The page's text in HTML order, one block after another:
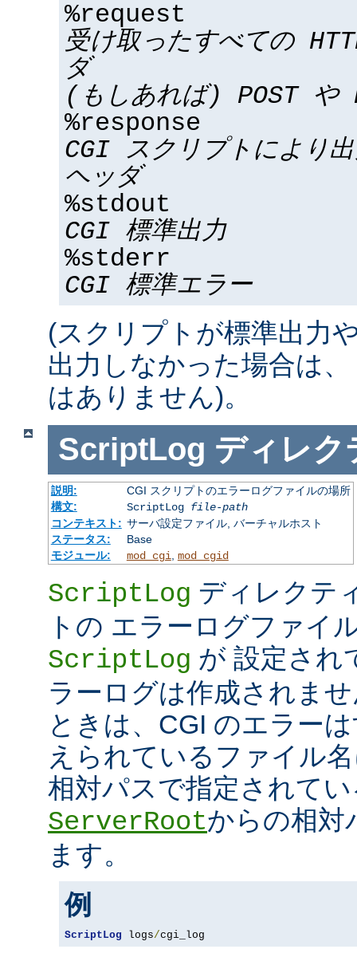
%request
受け取ったすべての
ダ
(もしあれば) POST や
%response
CGI スクリプトにより
ヘッダ
%stdout
CGI 標準出力
%stderr
CGI 標準エラー
(スクリプトが標準出力
出力しなかった場合は
はありません)。
ScriptLog ディレク
説明:
CGI スクリプトのエラーログファイルの場所
構文:
ScriptLog file-path
コンテキスト: サーバ設定ファイル, バーチャルホスト
ステータス:
Base
モジュール:
mod_cgi mod_cgid
ScriptLog ディレクテ
トの エラーログファイ
ScriptLog が 設定され
ラーログは作成されま
ときは、CGI のエラー
えられているファイル
相対パスで指定されて
ServerRootからの相対
ます。
例
ScriptLog logs/cgi_log